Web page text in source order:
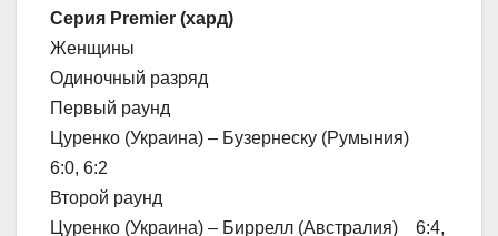
Серия Premier (хард)
Женщины
Одиночный разряд
Первый раунд
Цуренко (Украина) – Бузернеску (Румыния)
6:0, 6:2
Второй раунд
Цуренко (Украина) – Биррелл (Австралия) 6:4,